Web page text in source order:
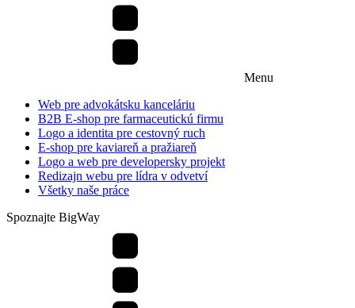
Menu
Web pre advokátsku kanceláriu
B2B E-shop pre farmaceutickú firmu
Logo a identita pre cestovný ruch
E-shop pre kaviareň a pražiareň
Logo a web pre developersky projekt
Redizajn webu pre lídra v odvetví
Všetky naše práce
Spoznajte BigWay